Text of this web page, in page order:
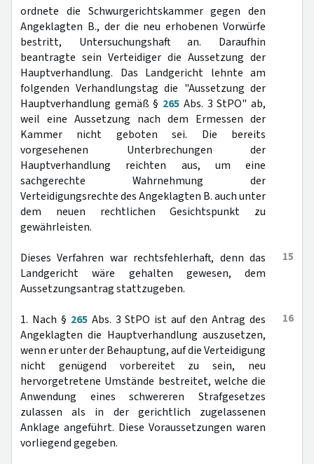
ordnete die Schwurgerichtskammer gegen den
Angeklagten B., der die neu erhobenen Vorwürfe
bestritt, Untersuchungshaft an. Daraufhin
beantragte sein Verteidiger die Aussetzung der
Hauptverhandlung. Das Landgericht lehnte am
folgenden Verhandlungstag die "Aussetzung der
Hauptverhandlung gemäß § 265 Abs. 3 StPO" ab,
weil eine Aussetzung nach dem Ermessen der
Kammer nicht geboten sei. Die bereits
vorgesehenen Unterbrechungen der
Hauptverhandlung reichten aus, um eine
sachgerechte Wahrnehmung der
Verteidigungsrechte des Angeklagten B. auch unter
dem neuen rechtlichen Gesichtspunkt zu
gewährleisten.
15
Dieses Verfahren war rechtsfehlerhaft, denn das
Landgericht wäre gehalten gewesen, dem
Aussetzungsantrag stattzugeben.
16
1. Nach § 265Abs. 3 StPO ist auf den Antrag des
Angeklagten die Hauptverhandlung auszusetzen,
wenn er unter der Behauptung, auf die Verteidigung
nicht genügend vorbereitet zu sein, neu
hervorgetretene Umstände bestreitet, welche die
Anwendung eines schwereren Strafgesetzes
zulassen als in der gerichtlich zugelassenen
Anklage angeführt. Diese Voraussetzungen waren
vorliegend gegeben.